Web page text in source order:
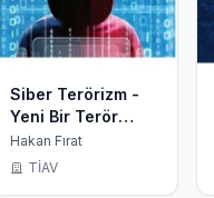
Siber Terörizm -
Yeni Bir Terör
Tehdidi ve Riskler
Hakan Fırat
TİAV